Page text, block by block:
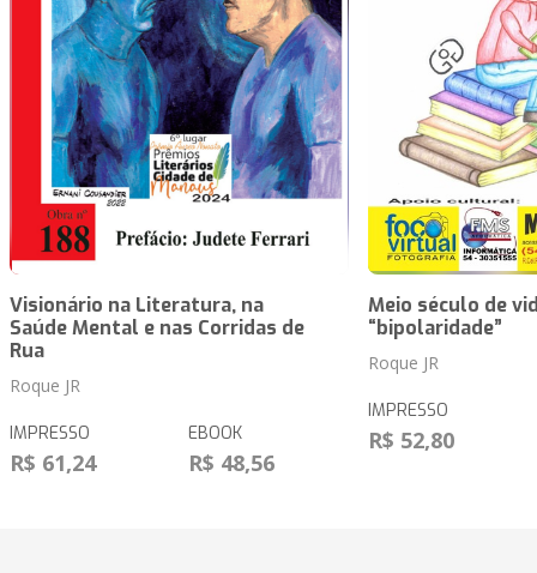
Visionário na Literatura, na
Saúde Mental e nas Corridas de
Rua
Roque JR
IMPRESSO
R$ 61,24
EBOOK
R$ 48,56
Meio século de
“bipolaridade”
Roque JR
IMPRESSO
R$ 52,80